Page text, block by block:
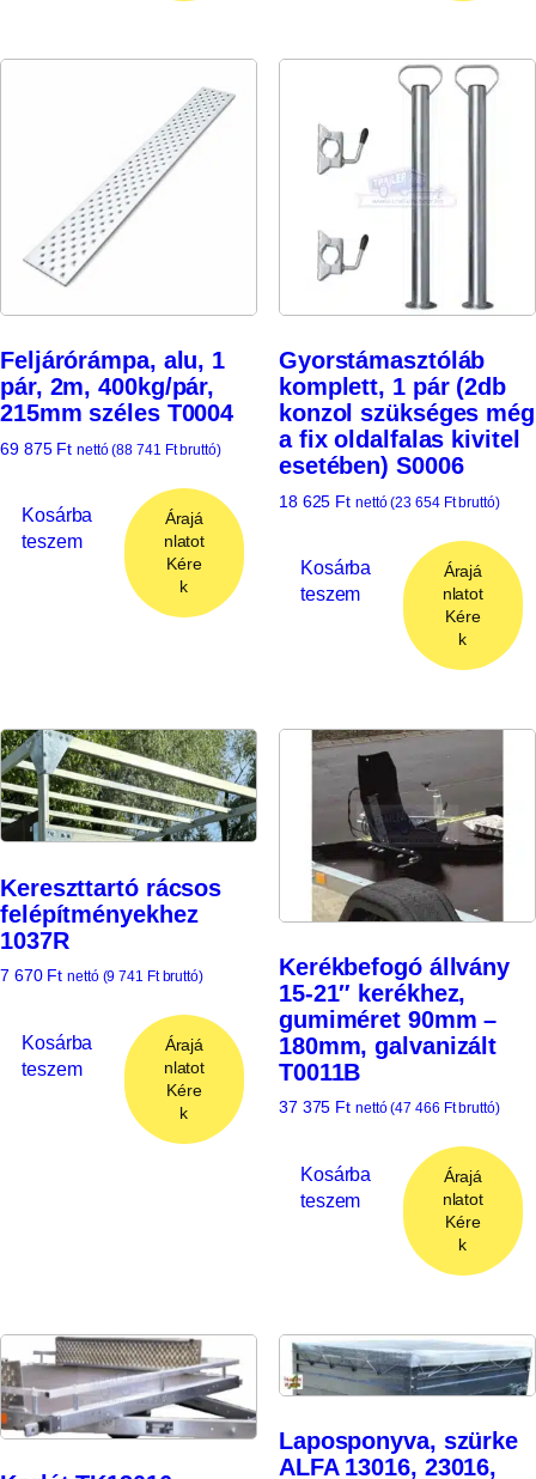
Feljárórámpa, alu, 1
pár, 2m, 400kg/pár,
215mm széles T0004
69 875 Ft nettó (88 741 Ftbruttó)
Kosárba
teszem
Árajá
nlatot
Kére
k
Gyorstámasztóláb
komplett, 1 pár (2db
konzol szükséges még
a fix oldalfalas kivitel
esetében) S0006
18 625 Ft nettó (23 654 Ftbruttó)
Kosárba
teszem
Árajá
nlatot
Kére
k
Kereszttartó rácsos
felépítményekhez
1037R
7 670 Ft nettó (9 741 Ftbruttó)
Kosárba
teszem
Árajá
nlatot
Kére
k
Kerékbefogó állvány
15-21″ kerékhez,
gumiméret 90mm –
180mm, galvanizált
T0011B
37 375 Ft nettó (47 466 Ftbruttó)
Kosárba
teszem
Árajá
nlatot
Kére
k
Laposponyva, szürke
ALFA 13016, 23016,